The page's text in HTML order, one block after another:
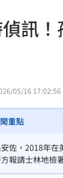
法
押禁見 林佑
擺」！週末
」碰音樂節
家百天 主人
蔡英文新北
分好投 兄弟
訊
05/16 17:02:56
重點
佐，2018年
方報請士林地
險及恐嚇公眾